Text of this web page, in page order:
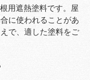
用遮熱塗料です。屋
に使われることがあ
で、適した塗料をご